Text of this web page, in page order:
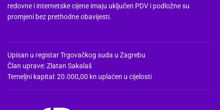
redovne i internetske cijene imaju uključen PDV i podložne su
promjeni bez prethodne obavijesti.
Upisan u registar Trgovačkog suda u Zagrebu
Član uprave: Zlatan Sakalaš
Temeljni kapital: 20.000,00 kn uplaćen u cijelosti